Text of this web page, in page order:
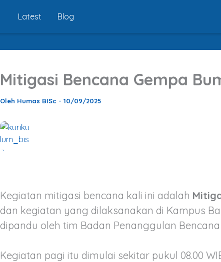
Latest Blog
Mitigasi Bencana Gempa
Oleh Humas BISc - 10/09/2025
Kegiatan mitigasi bencana kali ini adalah
dan kegiatan yang dilaksanakan di Kampus
dipandu oleh tim Badan Penanggulan
Kegiatan pagi itu dimulai sekitar pukul 08.00